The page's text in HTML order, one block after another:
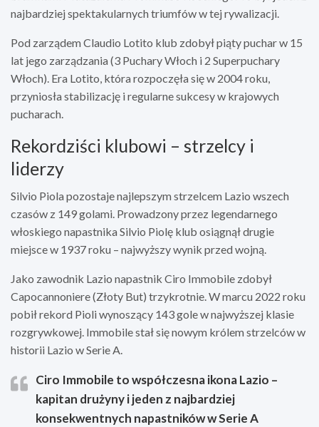
najbardziej spektakularnych triumfów w tej rywalizacji.
Pod zarządem Claudio Lotito klub zdobył piąty puchar w 15
lat jego zarządzania (3 Puchary Włoch i 2 Superpuchary
Włoch). Era Lotito, która rozpoczęła się w 2004 roku,
przyniosła stabilizację i regularne sukcesy w krajowych
pucharach.
Rekordziści klubowi – strzelcy i
liderzy
Silvio Piola pozostaje najlepszym strzelcem Lazio wszech
czasów z 149 golami. Prowadzony przez legendarnego
włoskiego napastnika Silvio Piolę klub osiągnął drugie
miejsce w 1937 roku – najwyższy wynik przed wojną.
Jako zawodnik Lazio napastnik Ciro Immobile zdobył
Capocannoniere (Złoty But) trzykrotnie. W marcu 2022 roku
pobił rekord Pioli wynoszący 143 gole w najwyższej klasie
rozgrywkowej. Immobile stał się nowym królem strzelców w
historii Lazio w Serie A.
Ciro Immobile to współczesna ikona Lazio –
kapitan drużyny i jeden z najbardziej
konsekwentnych napastników w Serie A